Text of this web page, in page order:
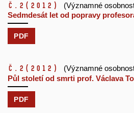
č.2 (2012)
(Významné
Sedmdesát let od popravy
PDF
č.2 (2012)
(Významné
Půl století od smrti prof. Václava
PDF